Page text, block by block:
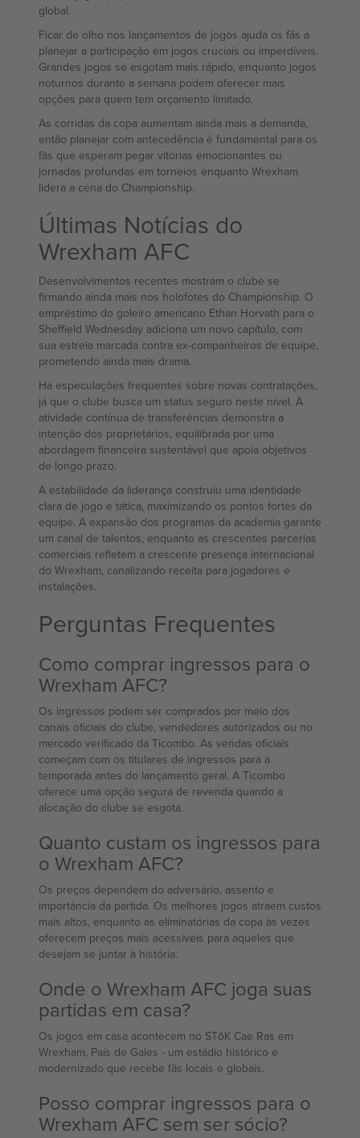
global.
Ficar de olho nos lançamentos de jogos ajuda os fãs a
planejar a participação em jogos cruciais ou imperdíveis.
Grandes jogos se esgotam mais rápido, enquanto jogos
noturnos durante a semana podem oferecer mais
opções para quem tem orçamento limitado.
As corridas da copa aumentam ainda mais a demanda,
então planejar com antecedência é fundamental para os
fãs que esperam pegar vitórias emocionantes ou
jornadas profundas em torneios enquanto Wrexham
lidera a cena do Championship.
Últimas Notícias do
Wrexham AFC
Desenvolvimentos recentes mostram o clube se
firmando ainda mais nos holofotes do Championship. O
empréstimo do goleiro americano Ethan Horvath para o
Sheffield Wednesday adiciona um novo capítulo, com
sua estreia marcada contra ex-companheiros de equipe,
prometendo ainda mais drama.
Há especulações frequentes sobre novas contratações,
já que o clube busca um status seguro neste nível. A
atividade contínua de transferências demonstra a
intenção dos proprietários, equilibrada por uma
abordagem financeira sustentável que apoia objetivos
de longo prazo.
A estabilidade da liderança construiu uma identidade
clara de jogo e tática, maximizando os pontos fortes da
equipe. A expansão dos programas da academia garante
um canal de talentos, enquanto as crescentes parcerias
comerciais refletem a crescente presença internacional
do Wrexham, canalizando receita para jogadores e
instalações.
Perguntas Frequentes
Como comprar ingressos para o
Wrexham AFC?
Os ingressos podem ser comprados por meio dos
canais oficiais do clube, vendedores autorizados ou no
mercado verificado da Ticombo. As vendas oficiais
começam com os titulares de ingressos para a
temporada antes do lançamento geral. A Ticombo
oferece uma opção segura de revenda quando a
alocação do clube se esgota.
Quanto custam os ingressos para
o Wrexham AFC?
Os preços dependem do adversário, assento e
importância da partida. Os melhores jogos atraem custos
mais altos, enquanto as eliminatórias da copa às vezes
oferecem preços mais acessíveis para aqueles que
desejam se juntar à história.
Onde o Wrexham AFC joga suas
partidas em casa?
Os jogos em casa acontecem no STōK Cae Ras em
Wrexham, País de Gales - um estádio histórico e
modernizado que recebe fãs locais e globais.
Posso comprar ingressos para o
Wrexham AFC sem ser sócio?